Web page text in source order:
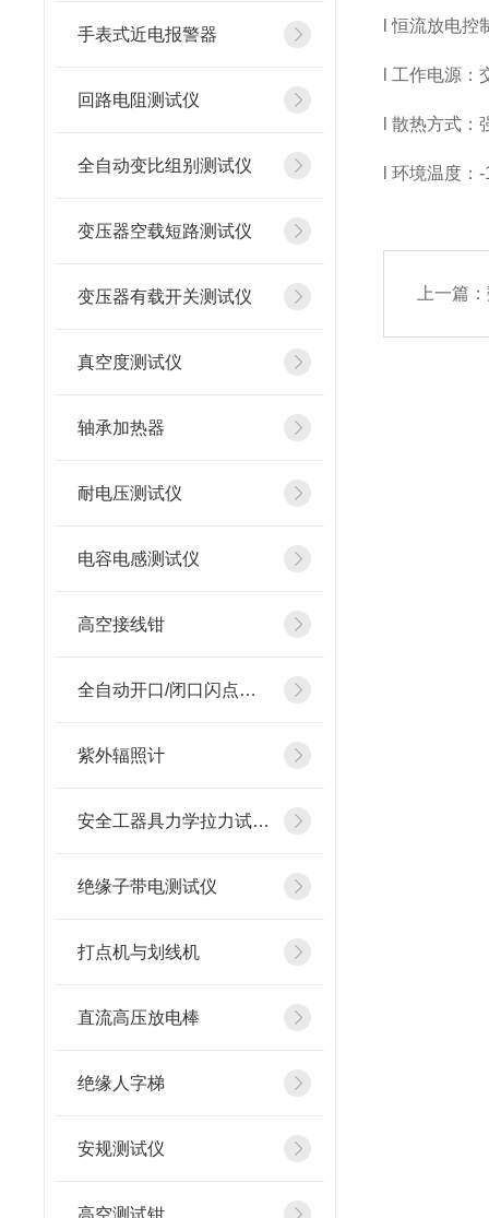
手表式近电报警器
回路电阻测试仪
全自动变比组别测试仪
变压器空载短路测试仪
变压器有载开关测试仪
真空度测试仪
轴承加热器
耐电压测试仪
电容电感测试仪
高空接线钳
全自动开口/闭口闪点测定仪
紫外辐照计
安全工器具力学拉力试验机
绝缘子带电测试仪
打点机与划线机
直流高压放电棒
绝缘人字梯
安规测试仪
高空测试钳
l 恒流放电控
l 工作电源
l 散热方式：
l 环境温度
上一篇：